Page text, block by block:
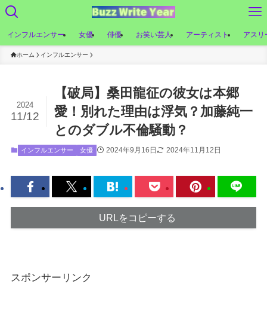
インフルエンサー 女優 俳優 お笑い芸人 アーティスト アスリ
ホーム インフルエンサー
【破局】桑田龍征の彼女は本郷
愛！別れた理由は浮気？加藤純一
とのダブル不倫騒動？
2024
11/12
インフルエンサー 女優 2024年9月16日 2024年11月12日
URLをコピーする
スポンサーリンク